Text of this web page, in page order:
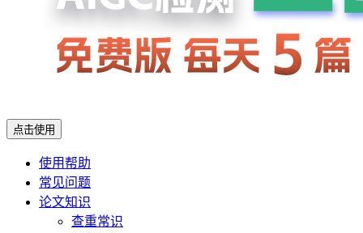
点击使用
使用帮助
常见问题
论文知识
查重常识